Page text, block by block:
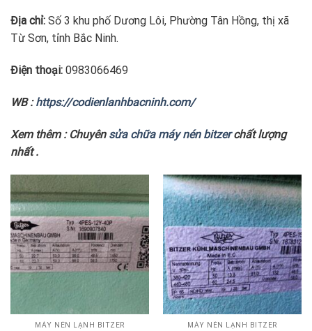
Địa chỉ: Số 3 khu phố Dương Lôi, Phường Tân Hồng, thị xã
Từ Sơn, tỉnh Bắc Ninh.
Điện thoại: 0983066469
WB :https://codienlanhbacninh.com/
Xem thêm : Chuyên sửa chữa máy nén bitzerchất lượng
nhất .
MÁY NÉN LẠNH BITZER MÁY NÉN LẠNH BITZER